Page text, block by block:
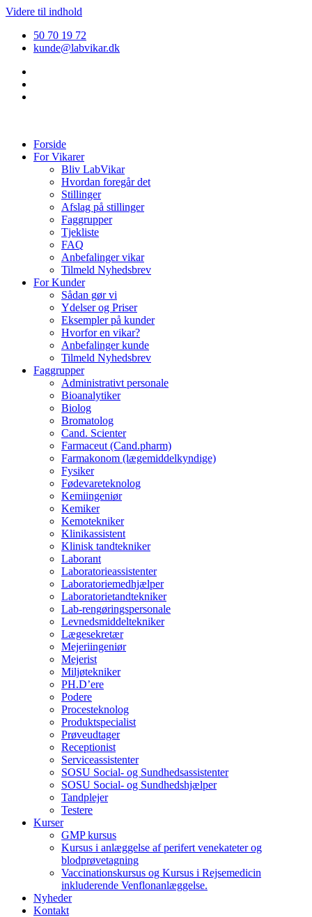
Videre til indhold
50 70 19 72
kunde@labvikar.dk
Forside
For Vikarer
Bliv LabVikar
Hvordan foregår det
Stillinger
Afslag på stillinger
Faggrupper
Tjekliste
FAQ
Anbefalinger vikar
Tilmeld Nyhedsbrev
For Kunder
Sådan gør vi
Ydelser og Priser
Eksempler på kunder
Hvorfor en vikar?
Anbefalinger kunde
Tilmeld Nyhedsbrev
Faggrupper
Administrativt personale
Bioanalytiker
Biolog
Bromatolog
Cand. Scienter
Farmaceut (Cand.pharm)
Farmakonom (lægemiddelkyndige)
Fysiker
Fødevareteknolog
Kemiingeniør
Kemiker
Kemotekniker
Klinikassistent
Klinisk tandtekniker
Laborant
Laboratorieassistenter
Laboratoriemedhjælper
Laboratorietandtekniker
Lab-rengøringspersonale
Levnedsmiddeltekniker
Lægesekretær
Mejeriingeniør
Mejerist
Miljøtekniker
PH.D’ere
Podere
Procesteknolog
Produktspecialist
Prøveudtager
Receptionist
Serviceassistenter
SOSU Social- og Sundhedsassistenter
SOSU Social- og Sundhedshjælper
Tandplejer
Testere
Kurser
GMP kursus
Kursus i anlæggelse af perifert venekateter og
blodprøvetagning
Vaccinationskursus og Kursus i Rejsemedicin
inkluderende Venflonanlæggelse.
Nyheder
Kontakt